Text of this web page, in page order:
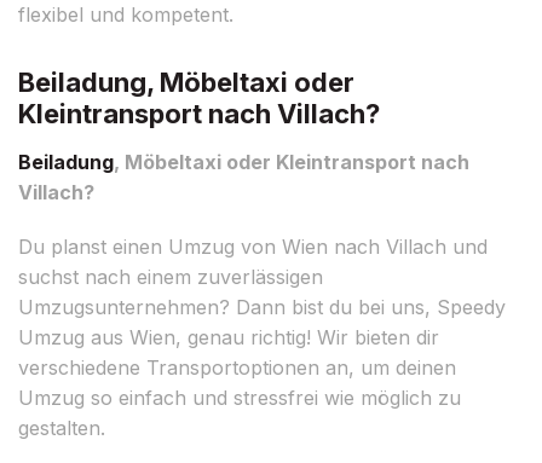
flexibel und kompetent.
Beiladung, Möbeltaxi oder
Kleintransport nach Villach?
Beiladung, Möbeltaxi oder Kleintransport nach
Villach?
Du planst einen Umzug von Wien nach Villach und
suchst nach einem zuverlässigen
Umzugsunternehmen? Dann bist du bei uns, Speedy
Umzug aus Wien, genau richtig! Wir bieten dir
verschiedene Transportoptionen an, um deinen
Umzug so einfach und stressfrei wie möglich zu
gestalten.